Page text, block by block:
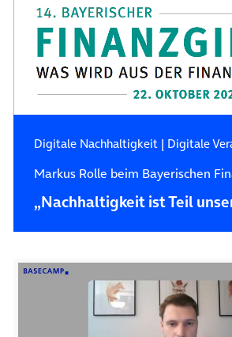
Digitale Nachhaltigkeit| Digitale
Markus Rolle beim Bayerischen
„Nachhaltigkeit ist Teil